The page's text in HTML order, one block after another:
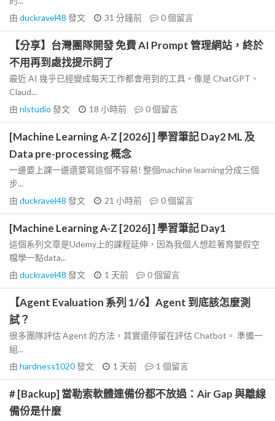
由 duckravel48 發文 31 分鐘前 0個留言
【分享】台灣團隊開發 免費 AI Prompt 管理網站，終於
不用再到處找提示詞了
最近 AI 幾乎已經變成每天工作都會用到的工具。像是 ChatGPT、
Claud...
由 nlstudio 發文 18 小時前 0個留言
[Machine Learning A-Z [2026] ] 學習筆記 Day2 ML 及
Data pre-processing 概念
一邊要上課一邊還要寫這個不容易! 整個machine learning分成三個
步...
由 duckravel48 發文 21 小時前 0個留言
[Machine Learning A-Z [2026] ] 學習筆記 Day1
這個系列文章是Udemy上的課程延伸，因為我個人想趁著育嬰假空
檔學一點data...
由 duckravel48 發文 1 天前 0個留言
【Agent Evaluation 系列 1/6】Agent 到底該怎麼測
試？
很多團隊評估 Agent 的方法，其實還停留在評估 Chatbot。 準備一
組...
由 hardness1020發文 1 天前 1 個留言
# [Backup] 當勒索軟體連備份都不放過：Air Gap 與離線
備份是什麼